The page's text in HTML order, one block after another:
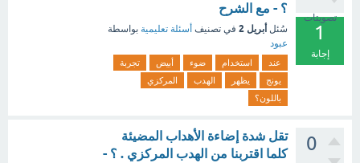
تصويتات
1
إجابة
؟ - مع الشرح
سُئل أبريل 2 في تصنيف أسئلة تعليمية بواسطة
عبود
عند استخدام ضوء أبيض
تجربة
يونج
يظهر الهدب
المركزي
باللون؟
0
تقل شدة إضاءة الأهداب المضيئة
كلما اقتربنا من الهدب المركزي . ؟ -